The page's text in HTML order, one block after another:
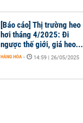
[Báo cáo] Thị trường heo
hơi tháng 4/2025: Đi
ngược thế giới, giá heo...
HÀNG HÓA - 14:59 | 26/05/2025